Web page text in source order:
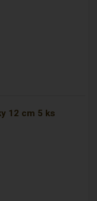
12 cm 5 ks